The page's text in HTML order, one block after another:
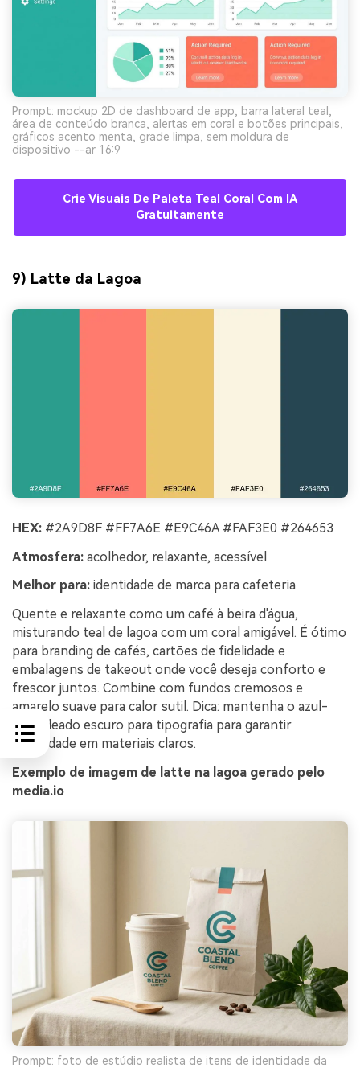
Prompt: mockup 2D de dashboard de app, barra lateral teal,
área de conteúdo branca, alertas em coral e botões principais,
gráficos acento menta, grade limpa, sem moldura de
dispositivo --ar 16:9
Crie Visuais De Paleta Teal Coral Com IA
Gratuitamente
9) Latte da Lagoa
HEX: #2A9D8F #FF7A6E #E9C46A #FAF3E0 #264653
Atmosfera: acolhedor, relaxante, acessível
Melhor para: identidade de marca para cafeteria
Quente e relaxante como um café à beira d'água,
misturando teal de lagoa com um coral amigável. É ótimo
para branding de cafés, cartões de fidelidade e
embalagens de takeout onde você deseja conforto e
frescor juntos. Combine com fundos cremosos e
amarelo suave para calor sutil. Dica: mantenha o azul-
esverdeado escuro para tipografia para garantir
legibilidade em materiais claros.
Exemplo de imagem de latte na lagoa gerado pelo
media.io
Prompt: foto de estúdio realista de itens de identidade da